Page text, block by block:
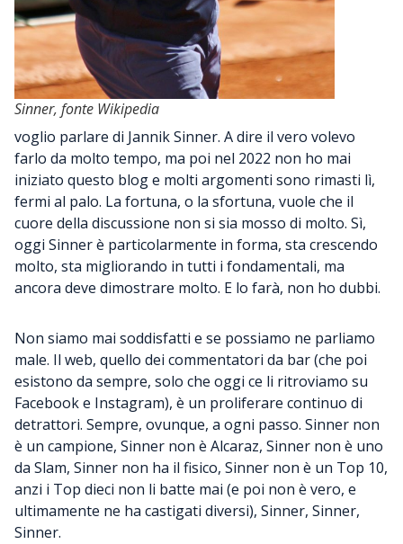
Sinner, fonte Wikipedia
voglio parlare di Jannik Sinner. A dire il vero volevo
farlo da molto tempo, ma poi nel 2022 non ho mai
iniziato questo blog e molti argomenti sono rimasti lì,
fermi al palo. La fortuna, o la sfortuna, vuole che il
cuore della discussione non si sia mosso di molto. Sì,
oggi Sinner è particolarmente in forma, sta crescendo
molto, sta migliorando in tutti i fondamentali, ma
ancora deve dimostrare molto. E lo farà, non ho dubbi.
Non siamo mai soddisfatti e se possiamo ne parliamo
male. Il web, quello dei commentatori da bar (che poi
esistono da sempre, solo che oggi ce li ritroviamo su
Facebook e Instagram), è un proliferare continuo di
detrattori. Sempre, ovunque, a ogni passo. Sinner non
è un campione, Sinner non è Alcaraz, Sinner non è uno
da Slam, Sinner non ha il fisico, Sinner non è un Top 10,
anzi i Top dieci non li batte mai (e poi non è vero, e
ultimamente ne ha castigati diversi), Sinner, Sinner,
Sinner.